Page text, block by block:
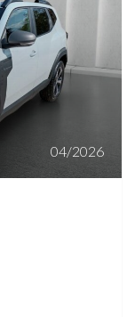
04/2026